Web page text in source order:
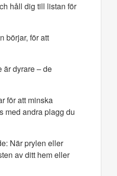
håll dig till listan för
börjar, för att
är dyrare – de
för att minska
med andra plagg du
När prylen eller
av ditt hem eller